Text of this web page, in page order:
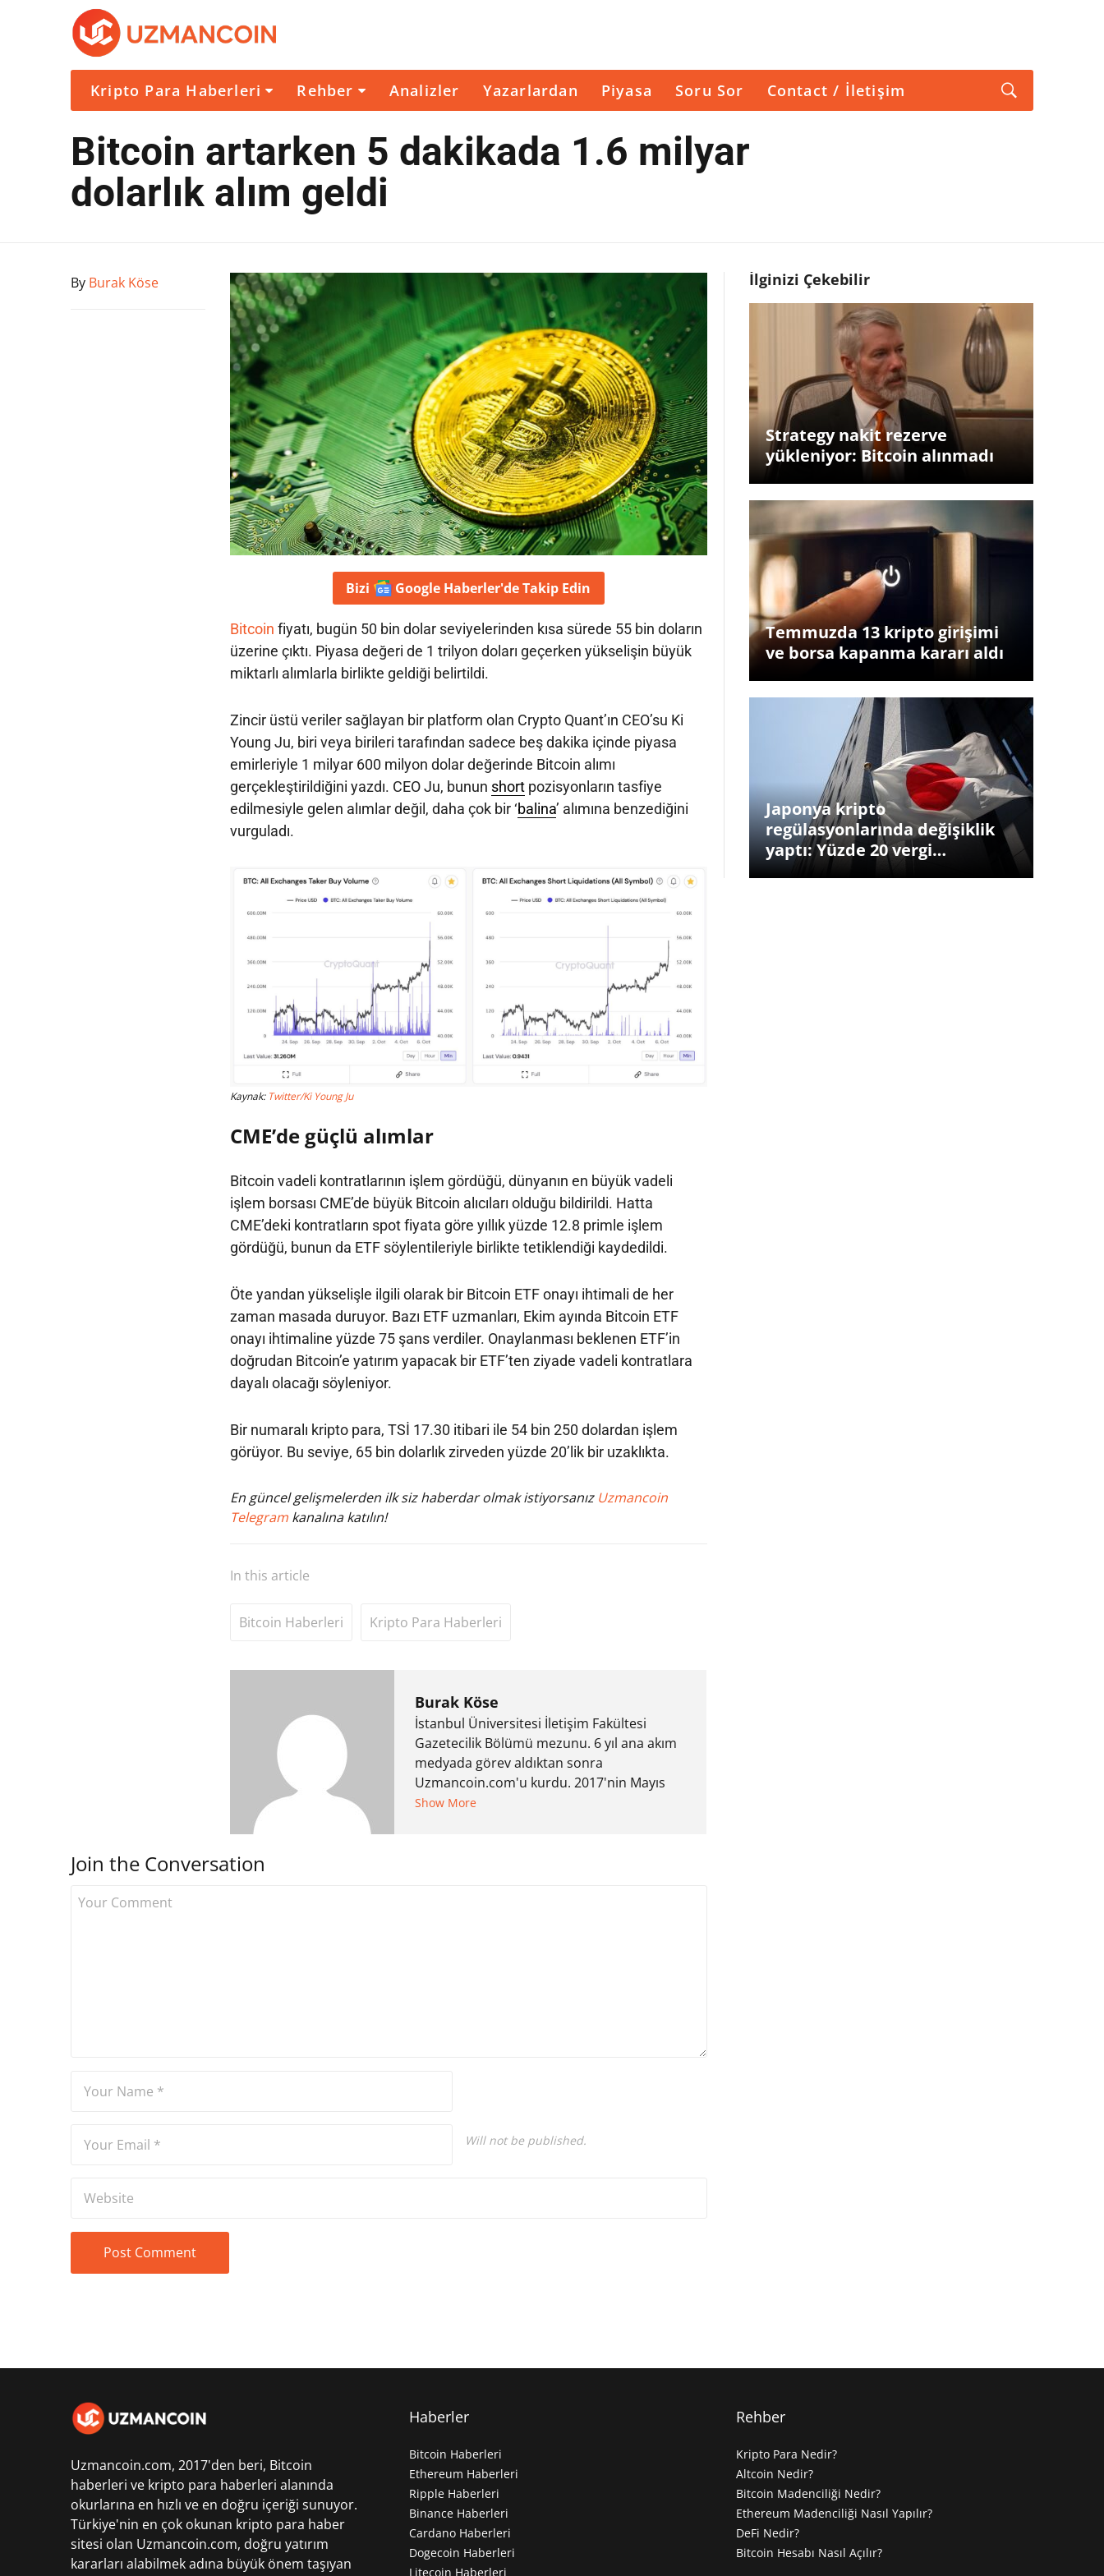
Kripto Para Haberleri Rehber Analizler Yazarlardan Piyasa Soru Sor Contact / İletişim
Bitcoin artarken 5 dakikada 1.6 milyar
dolarlık alım geldi
By Burak Köse
Bizi Google Haberler'deTakip Edin
Bitcoin fiyatı, bugün 50 bin dolar seviyelerinden kısa sürede 55 bin doların
üzerine çıktı. Piyasa değeri de 1 trilyon doları geçerken yükselişin büyük
miktarlı alımlarla birlikte geldiği belirtildi.
Zincir üstü veriler sağlayan bir platform olan Crypto Quant’ın CEO’su Ki
Young Ju, biri veya birileri tarafından sadece beş dakika içinde piyasa
emirleriyle 1 milyar 600 milyon dolar değerinde Bitcoin alımı
gerçekleştirildiğini yazdı. CEO Ju, bunun shortpozisyonların tasfiye
edilmesiyle gelen alımlar değil, daha çok bir ‘balina’ alımına benzediğini
vurguladı.
Kaynak: Twitter/Ki Young Ju
CME’de güçlü alımlar
Bitcoin vadeli kontratlarının işlem gördüğü, dünyanın en büyük vadeli
işlem borsası CME’de büyük Bitcoin alıcıları olduğu bildirildi. Hatta
CME’deki kontratların spot fiyata göre yıllık yüzde 12.8 primle işlem
gördüğü, bunun da ETF söylentileriyle birlikte tetiklendiği kaydedildi.
Öte yandan yükselişle ilgili olarak bir Bitcoin ETF onayı ihtimali de her
zaman masada duruyor. Bazı ETF uzmanları, Ekim ayında Bitcoin ETF
onayı ihtimaline yüzde 75 şans verdiler. Onaylanması beklenen ETF’in
doğrudan Bitcoin’e yatırım yapacak bir ETF’ten ziyade vadeli kontratlara
dayalı olacağı söyleniyor.
Bir numaralı kripto para, TSİ 17.30 itibari ile 54 bin 250 dolardan işlem
görüyor. Bu seviye, 65 bin dolarlık zirveden yüzde 20’lik bir uzaklıkta.
En güncel gelişmelerden ilk siz haberdar olmak istiyorsanız Uzmancoin
Telegram kanalına katılın!
In this article
Bitcoin Haberleri Kripto Para Haberleri
Burak Köse
İstanbul Üniversitesi İletişim Fakültesi
Gazetecilik Bölümü mezunu. 6 yıl ana akım
medyada görev aldıktan sonra
Uzmancoin.com'u kurdu. 2017'nin Mayıs
ayından bu yana bilfiil kripto para
Show More
Join the Conversation
Will not be published.
İlginizi Çekebilir
Strategy nakit rezerve
yükleniyor: Bitcoin alınmadı
Temmuzda 13 kripto girişimi
ve borsa kapanma kararı aldı
Japonya kripto
regülasyonlarında değişiklik
yaptı: Yüzde 20 vergi…
Uzmancoin.com, 2017'den beri, Bitcoin
haberleri ve kripto para haberleri alanında
okurlarına en hızlı ve en doğru içeriği sunuyor.
Türkiye'nin en çok okunan kripto para haber
sitesi olan Uzmancoin.com, doğru yatırım
kararları alabilmek adına büyük önem taşıyan
Haberler
Bitcoin Haberleri
Ethereum Haberleri
Ripple Haberleri
Binance Haberleri
Cardano Haberleri
Dogecoin Haberleri
Litecoin Haberleri
Rehber
Kripto Para Nedir?
Altcoin Nedir?
Bitcoin Madenciliği Nedir?
Ethereum Madenciliği Nasıl Yapılır?
DeFi Nedir?
Bitcoin Hesabı Nasıl Açılır?